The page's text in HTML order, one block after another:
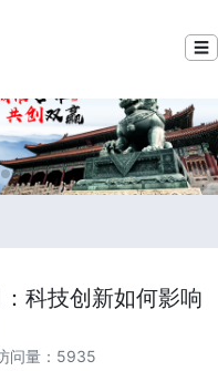
☰
科技创新如何影响
问量：5935